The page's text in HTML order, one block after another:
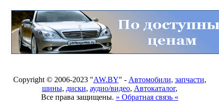
Copyright © 2006-2023 "AW.BY" - Автомобили, запчасти,
шины, диски, аудио/видео, Автокаталог,
Все права защищены. » Обратная связь «